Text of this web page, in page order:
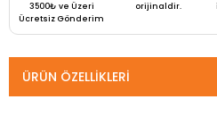
3500₺ ve Üzeri
Ücretsiz Gönderim
orijinaldir.
ÜRÜN ÖZELLIKLERI